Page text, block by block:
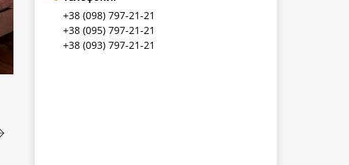
+38 (098) 797-21-21
+38 (095) 797-21-21
+38 (093) 797-21-21